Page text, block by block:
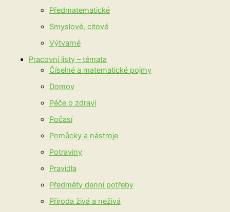
Předmatematické
Smyslové, citové
Výtvarné
Pracovní listy – témata
Číselné a matematické pojmy
Domov
Péče o zdraví
Počasí
Pomůcky a nástroje
Potraviny
Pravidla
Předměty denní potřeby
Příroda živá a neživá